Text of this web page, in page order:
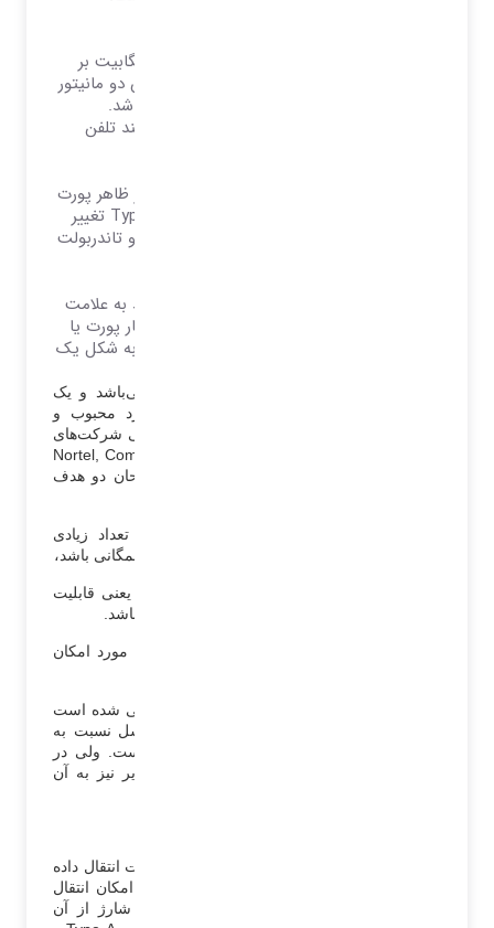
و اما نسل سوم. در نسل سوم سرعت به 40 گیگابیت بر
ثانیه رسید. در این نسل امکان نمایش همزمان دو مانیتور
با کیفیت 4K و یا یک مانیتور 5K به آن اضافه شد.
تاندربولت 3 قادر است باطری دستگاه‌هایی مانند تلفن
از دیگر تغییرات نسل 3 نسبت به نسل 2 تغییر ظاهر پورت
بود. در تاندربولت 3، ظاهر و نوع پورت به Type C تغییر
پیدا کرد. این پورت بین دو استادارد USB 3.1 و تاندربولت
برای تشخیص تاندربولت از USB 3.1 می‌توانید به علامت
اختصاری آنها توجه کنید. این علامت بالا یا کنار پورت یا
همان کانکتور حک می‌شود. علامت تاندربولت به شکل یک
Universal Serial Bus می‌باشد و یک
استاندار برای انتقال داده‌ است. این استاندارد محبوب و
کاربردی برای اولین بار در سال 1996 با هماهنگی شرکت‌های
بزرگ Nortel, Compaq, DEC, IBM, Intel, Microsoft, NEC
این تولیدکنندگان و طراحان دو هدف
اول اینکه استانداردی باشد که امکان اتصال تعداد زیادی
سخت‌افزار جانبی را داشته باشد و در عین حال همگانی باشد،
دوم اینکه امکان Plug & Play هم داشته باشد یعنی قابلیت
اتصال و اجرا بدون نیاز به نصب درایور را داشته باشد.
همه این دو هدف محقق شد و در کنار این دو مورد امکان
تا به امروز 4 نسل از این استاندارد USB معرفی شده است
ولی نسل 4ام هنوز فراگیر نشده است. هر نسل نسبت به
نسل قبل سرعت انتقال داده بالاتری داشته است. ولی در
نسل سوم و چهارم امکاناتی مانند انتقال تصویر نیز به آن
USB 1.0 که در ژانویه 1996 منتشر شد و سرعت انتقال داده
در این ورژن 12 مگابیت در ثانیه بود. USB 1 امکان انتقال
تصویر را نداشت و فقط برای انتقال داده و شارژ از آن